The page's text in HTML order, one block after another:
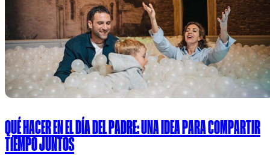
QUÉ HACER EN EL DÍA DEL PADRE: UNA IDEA PARA COMPARTIR
TIEMPO JUNTOS